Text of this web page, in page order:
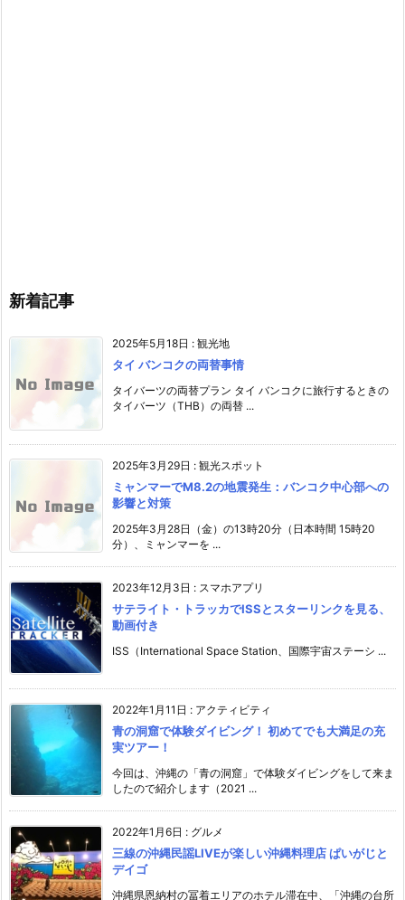
新着記事
2025年5月18日 : 観光地
タイ バンコクの両替事情
タイバーツの両替プラン タイ バンコクに旅行するときの
タイバーツ（THB）の両替 ...
2025年3月29日 : 観光スポット
ミャンマーでM8.2の地震発生：バンコク中心部への
影響と対策
2025年3月28日（金）の13時20分（日本時間 15時20
分）、ミャンマーを ...
2023年12月3日 : スマホアプリ
サテライト・トラッカでISSとスターリンクを見る、
動画付き
ISS（International Space Station、国際宇宙ステーシ ...
2022年1月11日 : アクティビティ
青の洞窟で体験ダイビング！ 初めてでも大満足の充
実ツアー！
今回は、沖縄の「青の洞窟」で体験ダイビングをして来ま
したので紹介します（2021 ...
2022年1月6日 : グルメ
三線の沖縄民謡LIVEが楽しい沖縄料理店 ぱいがじと
デイゴ
沖縄県恩納村の冨着エリアのホテル滞在中、「沖縄の台所